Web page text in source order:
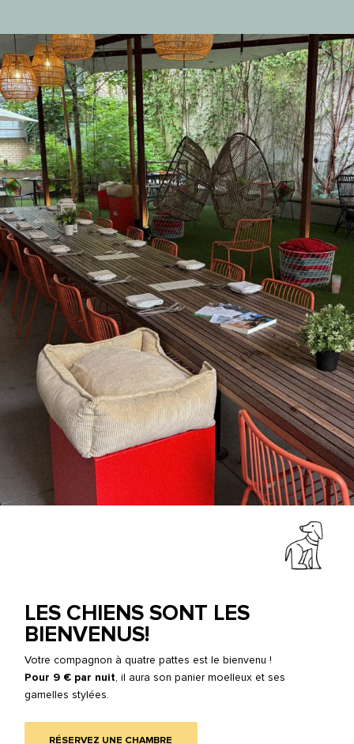
LES CHIENS SONT LES
BIENVENUS!
Votre compagnon à quatre pattes est le bienvenu !
Pour 9 € par nuit, il aura son panier moelleux et ses
gamelles stylées.
RÉSERVEZ UNE CHAMBRE